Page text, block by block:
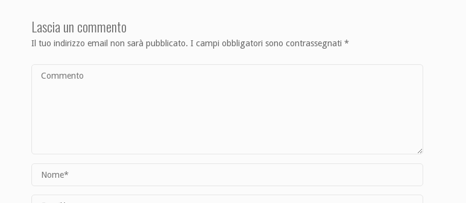
Lascia un commento
Il tuo indirizzo email non sarà pubblicato. I campi obbligatori sono contrassegnati*